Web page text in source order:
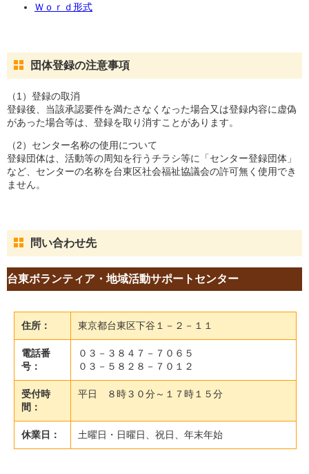
Ｗｏｒｄ形式
団体登録の注意事項
（1）登録の取消
登録後、当該承認要件を満たさなくなった場合又は登録内容に虚偽
があった場合等は、登録を取り消すことがあります。
（2）センター名称の使用について
登録団体は、活動等の周知を行うチラシ等に「センター登録団体」
など、センターの名称を台東区社会福祉協議会の許可無く使用でき
ません。
問い合わせ先
台東ボランティア・地域活動サポートセンター
住所： 東京都台東区下谷１－２－１１
電話番
号：
０３－３８４７－７０６５
０３－５８２８－７０１２
受付時
間：
平日 ８時３０分～１７時１５分
休業日： 土曜日・日曜日、祝日、年末年始